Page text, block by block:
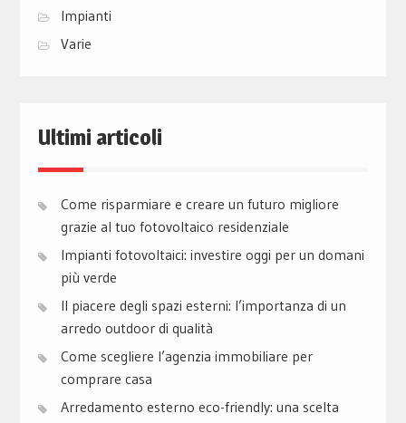
Impianti
Varie
Ultimi articoli
Come risparmiare e creare un futuro migliore
grazie al tuo fotovoltaico residenziale
Impianti fotovoltaici: investire oggi per un domani
più verde
Il piacere degli spazi esterni: l’importanza di un
arredo outdoor di qualità
Come scegliere l’agenzia immobiliare per
comprare casa
Arredamento esterno eco-friendly: una scelta